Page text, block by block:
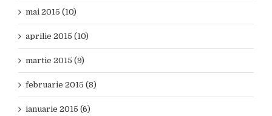
mai 2015 (10)
aprilie 2015 (10)
martie 2015 (9)
februarie 2015 (8)
ianuarie 2015 (6)